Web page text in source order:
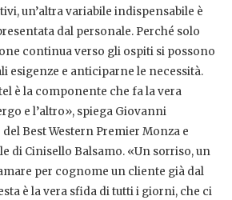
un’altra variabile indispensabile è
dal personale. Perché solo
continua verso gli ospiti si possono
esigenze e anticiparne le necessità.
è la componente che fa la vera
e l’altro», spiega Giovanni
Best Western Premier Monza e
di Cinisello Balsamo. «Un sorriso, un
per cognome un cliente già dal
è la vera sfida di tutti i giorni, che ci